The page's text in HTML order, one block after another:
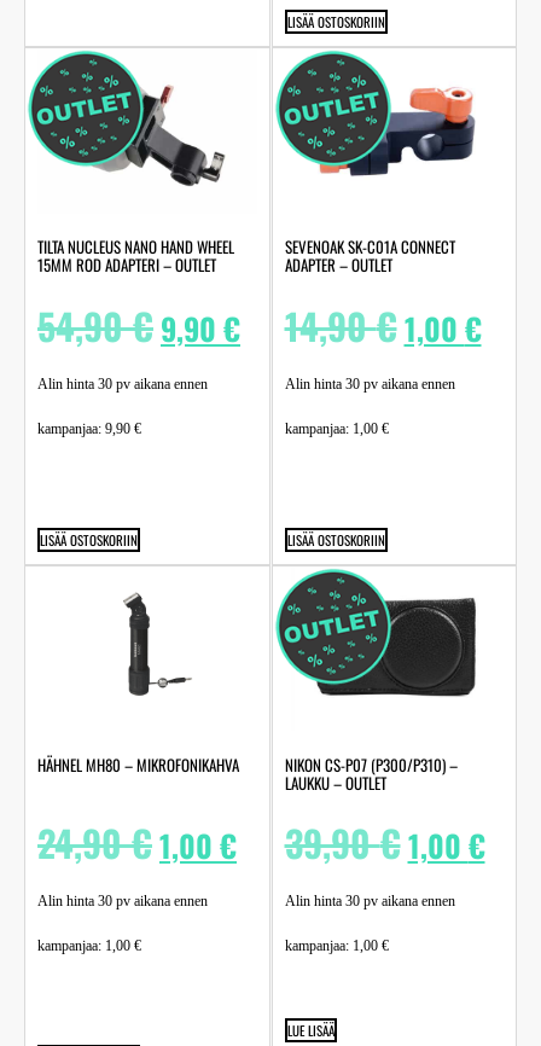
LISÄÄ OSTOSKORIIN
TILTA NUCLEUS NANO HAND WHEEL
15MM ROD ADAPTERI – OUTLET
54,90€9,90€
Alin hinta 30 pv aikana ennen
kampanjaa: 9,90 €
LISÄÄ OSTOSKORIIN
SEVENOAK SK-C01A CONNECT
ADAPTER – OUTLET
14,90€1,00€
Alin hinta 30 pv aikana ennen
kampanjaa: 1,00 €
LISÄÄ OSTOSKORIIN
HÄHNEL MH80 – MIKROFONIKAHVA
24,90€1,00€
Alin hinta 30 pv aikana ennen
kampanjaa: 1,00 €
NIKON CS-P07 (P300/P310) –
LAUKKU – OUTLET
39,90€1,00€
Alin hinta 30 pv aikana ennen
kampanjaa: 1,00 €
LUE LISÄÄ